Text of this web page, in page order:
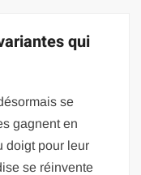
qui
se
gagnent en
doigt pour leur
se réinvente